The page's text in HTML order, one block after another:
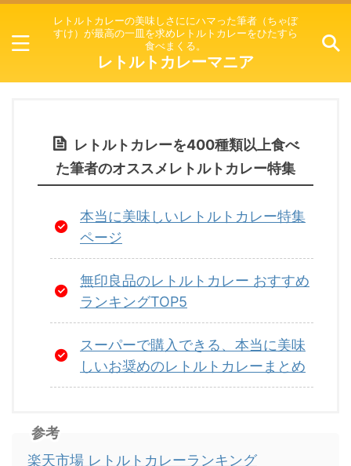
レトルトカレーの美味しさににハマった筆者（ちゃぼ
すけ）が最高の一皿を求めレトルトカレーをひたすら
食べまくる。
レトルトカレーマニア
レトルトカレーを400種類以上食べ
た筆者のオススメレトルトカレー特集
本当に美味しいレトルトカレー特集
ページ
無印良品のレトルトカレー おすすめ
ランキングTOP5
スーパーで購入できる、本当に美味
しいお奨めのレトルトカレーまとめ
参考
楽天市場 レトルトカレーランキング